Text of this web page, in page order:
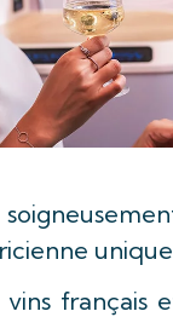
français